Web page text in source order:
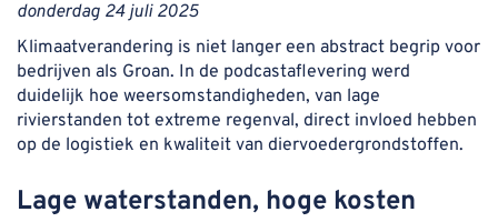
donderdag 24 juli 2025
Klimaatverandering is niet langer een abstract begrip voor
bedrijven als Groan. In de podcastaflevering werd
duidelijk hoe weersomstandigheden, van lage
rivierstanden tot extreme regenval, direct invloed hebben
op de logistiek en kwaliteit van diervoedergrondstoffen.
Lage waterstanden, hoge kosten